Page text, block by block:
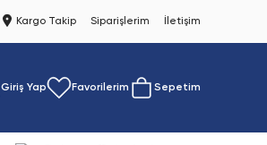
Kargo Takip Siparişlerim İletişim
Giriş Yap Favorilerim Sepetim